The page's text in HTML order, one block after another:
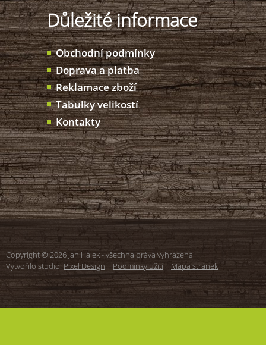
Důležité informace
Obchodní podmínky
Doprava a platba
Reklamace zboží
Tabulky velikostí
Kontakty
Copyright © 2026 Jan Hájek - všechna práva vyhrazena
Vytvořilo studio: Pixel Design | Podmínky užití | Mapa stránek